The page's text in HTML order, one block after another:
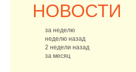
НОВОСТИ
за неделю
неделю назад
2 недели назад
за месяц